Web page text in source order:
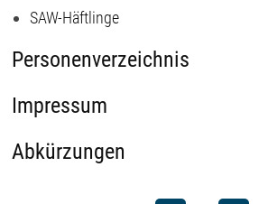
SAW-Häftlinge
Personenverzeichnis
Impressum
Abkürzungen